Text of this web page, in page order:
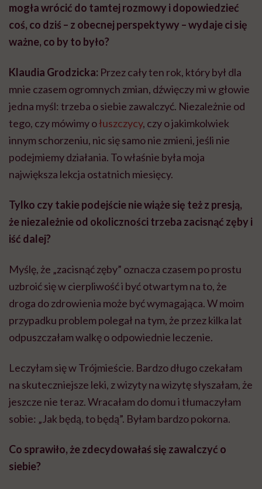
mogła wrócić do tamtej rozmowy i dopowiedzieć
coś, co dziś – z obecnej perspektywy – wydaje ci się
ważne, co by to było?
Klaudia Grodzicka: Przez cały ten rok, który był dla
mnie czasem ogromnych zmian, dźwięczy mi w głowie
jedna myśl: trzeba o siebie zawalczyć. Niezależnie od
tego, czy mówimy ołuszczycy, czy o jakimkolwiek
innym schorzeniu, nic się samo nie zmieni, jeśli nie
podejmiemy działania. To właśnie była moja
największa lekcja ostatnich miesięcy.
Tylko czy takie podejście nie wiąże się też z presją,
że niezależnie od okoliczności trzeba zacisnąć zęby i
iść dalej?
Myślę, że „zacisnąć zęby” oznacza czasem po prostu
uzbroić się w cierpliwość i być otwartym na to, że
droga do zdrowienia może być wymagająca. W moim
przypadku problem polegał na tym, że przez kilka lat
odpuszczałam walkę o odpowiednie leczenie.
Leczyłam się w Trójmieście. Bardzo długo czekałam
na skuteczniejsze leki, z wizyty na wizytę słyszałam, że
jeszcze nie teraz. Wracałam do domu i tłumaczyłam
sobie: „Jak będą, to będą”. Byłam bardzo pokorna.
Co sprawiło, że zdecydowałaś się zawalczyć o
siebie?